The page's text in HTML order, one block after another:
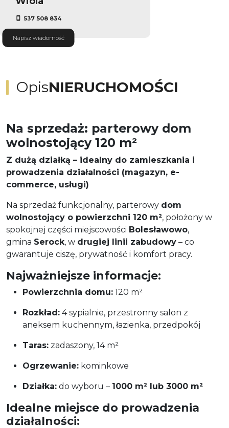
537 508 834
Napisz wiadomość
OpisNIERUCHOMOŚCI
Na sprzedaż: parterowy dom
wolnostojący 120 m²
Z dużą działką – idealny do zamieszkania i
prowadzenia działalności (magazyn, e-
commerce, usługi)
Na sprzedaż funkcjonalny, parterowy dom
wolnostojący o powierzchni 120 m², położony w
spokojnej części miejscowości Bolesławowo,
gmina Serock, w drugiej linii zabudowy – co
gwarantuje ciszę, prywatność i komfort pracy.
Najważniejsze informacje:
Powierzchnia domu: 120 m²
Rozkład: 4 sypialnie, przestronny salon z
aneksem kuchennym, łazienka, przedpokój
Taras: zadaszony, 14 m²
Ogrzewanie: kominkowe
Działka: do wyboru – 1000 m² lub 3000 m²
Idealne miejsce do prowadzenia
działalności: